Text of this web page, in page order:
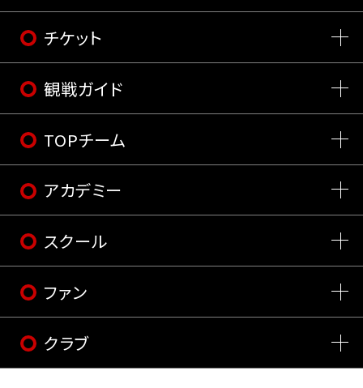
チケット
観戦ガイド
TOPチーム
アカデミー
スクール
ファン
クラブ